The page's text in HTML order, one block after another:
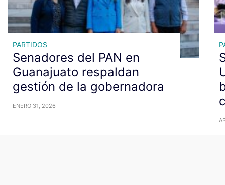
PARTIDOS
Senadores del PAN en
Guanajuato respaldan
gestión de la gobernadora
ENERO 31, 2026